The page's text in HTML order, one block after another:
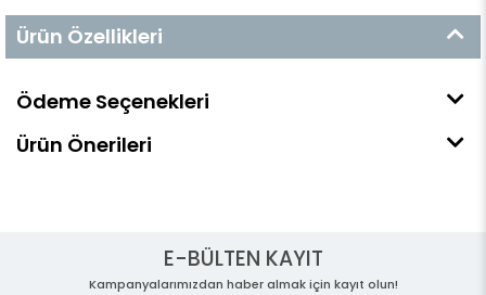
Ürün Özellikleri
Ödeme Seçenekleri
Ürün Önerileri
E-BÜLTEN KAYIT
Kampanyalarımızdan haber almak için kayıt olun!